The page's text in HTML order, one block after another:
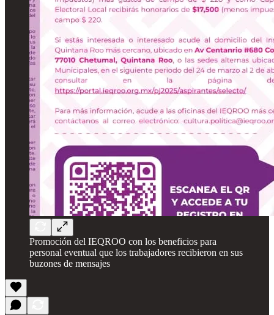
Promoción del IEQROO con los beneficios para
personal eventual que los trabajadores recibieron en sus
buzones de mensajes